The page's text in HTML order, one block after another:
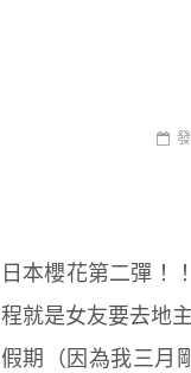
日本櫻花第二彈！
程就是女友要去地
假期（因為我三月